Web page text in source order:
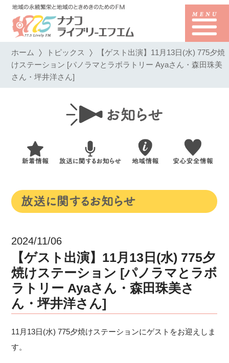
ホーム トピックス 【ゲスト出演】11月13日(水) 775夕焼
けステーション [パノラマとラボラトリー Ayaさん・森田珠美
さん・坪井洋さん]
2024/11/06
【ゲスト出演】11月13日(水) 775夕
焼けステーション [パノラマとラボ
ラトリー Ayaさん・森田珠美さ
ん・坪井洋さん]
11月13日(水) 775夕焼けステーションにゲストをお迎えしま
す。